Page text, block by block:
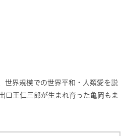
世界規模での世界平和・人類愛を説
口王仁三郎が生まれ育った亀岡もま